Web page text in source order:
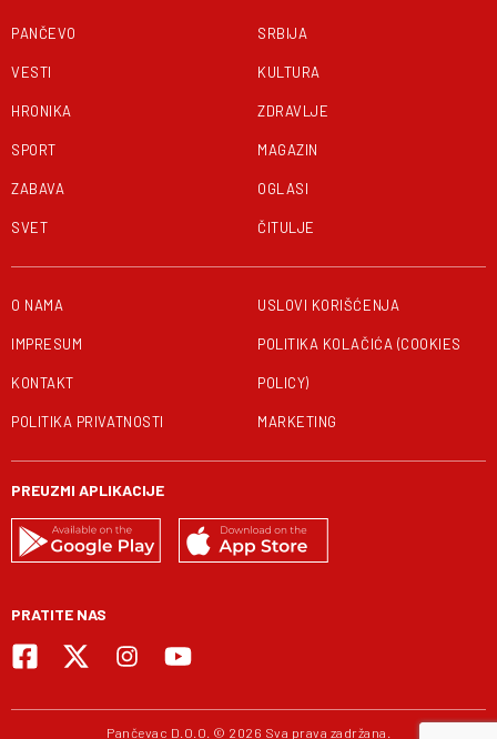
PANČEVO
VESTI
HRONIKA
SPORT
ZABAVA
SVET
SRBIJA
KULTURA
ZDRAVLJE
MAGAZIN
OGLASI
ČITULJE
O NAMA
IMPRESUM
KONTAKT
POLITIKA PRIVATNOSTI
USLOVI KORIŠĆENJA
POLITIKA KOLAČIĆA (COOKIES
POLICY)
MARKETING
PREUZMI APLIKACIJE
PRATITE NAS
Pančevac D.O.O. © 2026 Sva prava zadržana.